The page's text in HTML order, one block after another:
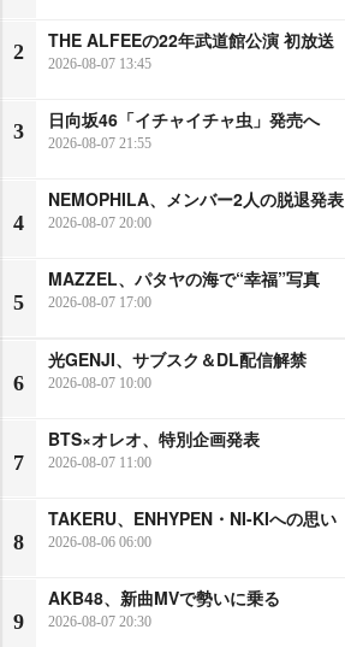
2
THE ALFEEの22年武道館公演 初放送
2026-08-07 13:45
3
日向坂46「イチャイチャ虫」発売へ
2026-08-07 21:55
4
NEMOPHILA、メンバー2人の脱退発表
2026-08-07 20:00
5
MAZZEL、パタヤの海で“幸福”写真
2026-08-07 17:00
6
光GENJI、サブスク＆DL配信解禁
2026-08-07 10:00
7
BTS×オレオ、特別企画発表
2026-08-07 11:00
8
TAKERU、ENHYPEN・NI-KIへの思い
2026-08-06 06:00
9
AKB48、新曲MVで勢いに乗る
2026-08-07 20:30